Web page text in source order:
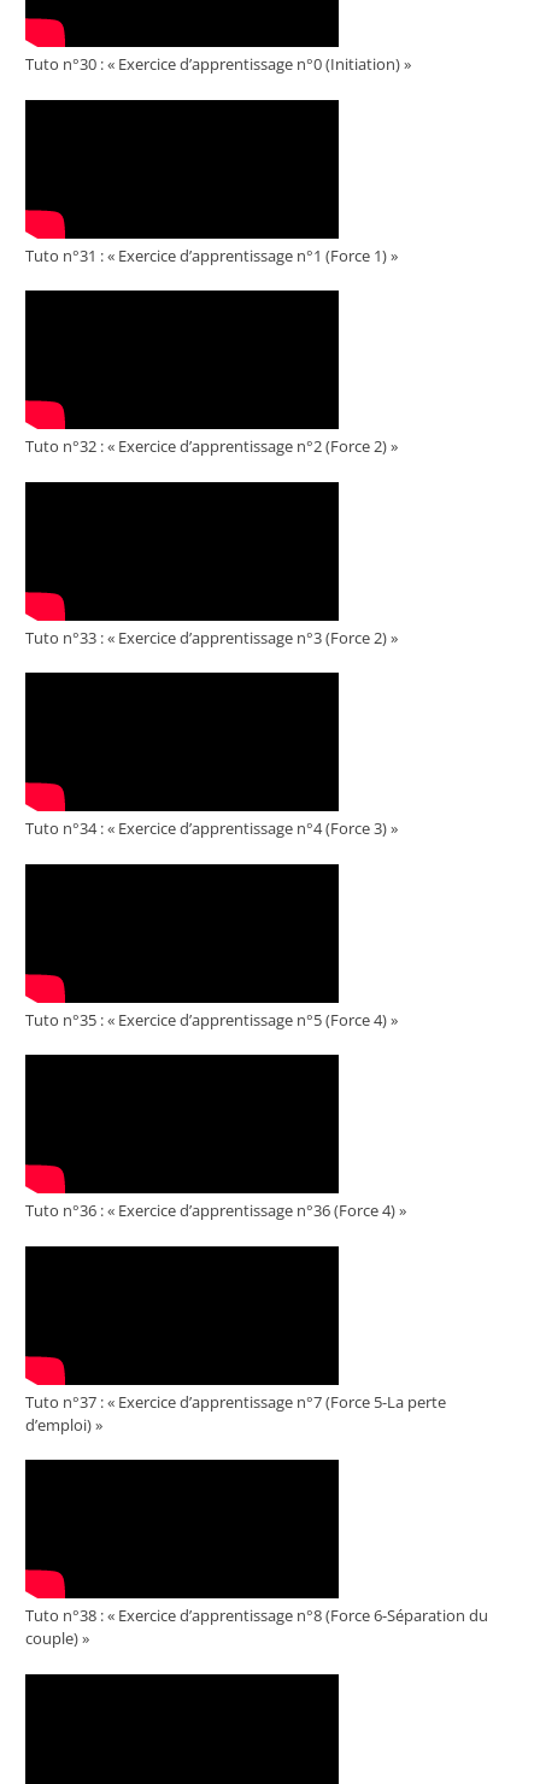
Tuto n°30 : « Exercice d’apprentissage n°0 (Initiation) »
Tuto n°31 : « Exercice d’apprentissage n°1 (Force 1) »
Tuto n°32 : « Exercice d’apprentissage n°2 (Force 2) »
Tuto n°33 : « Exercice d’apprentissage n°3 (Force 2) »
Tuto n°34 : « Exercice d’apprentissage n°4 (Force 3) »
Tuto n°35 : « Exercice d’apprentissage n°5 (Force 4) »
Tuto n°36 : « Exercice d’apprentissage n°36 (Force 4) »
Tuto n°37 : « Exercice d’apprentissage n°7 (Force 5-La perte
d’emploi) »
Tuto n°38 : « Exercice d’apprentissage n°8 (Force 6-Séparation du
couple) »